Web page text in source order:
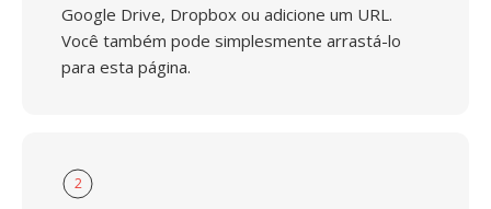
Google Drive, Dropbox ou adicione um URL.
Você também pode simplesmente arrastá-lo
para esta página.
2